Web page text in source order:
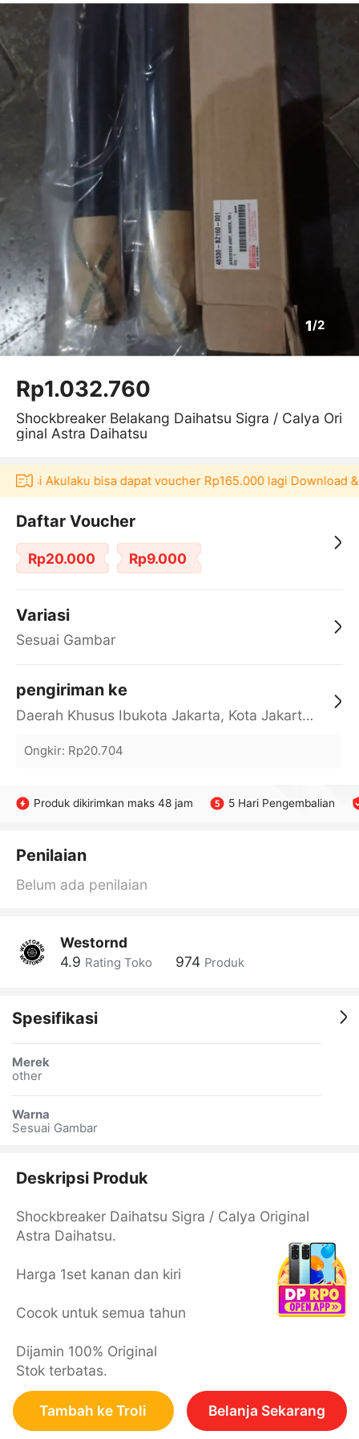
1/2
Rp1.032.760
Shockbreaker Belakang Daihatsu Sigra / Calya Ori
ginal Astra Daihatsu
Akulaku bisa dapat voucher Rp165.000 lagi Download &
Daftar Voucher
Rp20.000 Rp9.000
Variasi
Sesuai Gambar
pengiriman ke
Daerah Khusus Ibukota Jakarta, Kota Jakarta Barat, Cengkareng, yy
Ongkir: Rp20.704
Produk dikirimkan maks 48 jam 5 Hari Pengembalian
Penilaian
Belum ada penilaian
Westornd
4.9 Rating Toko 974 Produk
Spesifikasi
Merek
other
Warna
Sesuai Gambar
Deskripsi Produk
Shockbreaker Daihatsu Sigra / Calya Original
Astra Daihatsu.
Harga 1set kanan dan kiri
Cocok untuk semua tahun
Dijamin 100% Original
Stok terbatas.
Tambah ke Troli Belanja Sekarang